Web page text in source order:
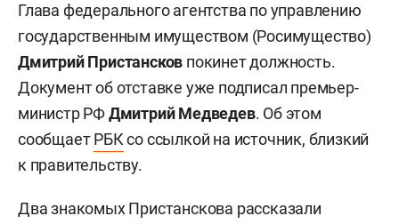
Глава федерального агентства по управлению
государственным имуществом (Росимущество)
Дмитрий Пристансков покинет должность.
Документ об отставке уже подписал премьер-
министр РФДмитрий Медведев. Об этом
сообщаетРБКсо ссылкой на источник, близкий
к правительству.
Два знакомых Пристанскова рассказали